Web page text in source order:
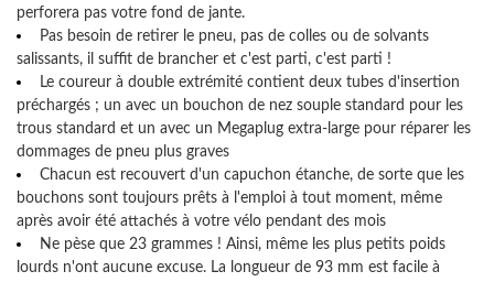
perforera pas votre fond de jante.
Pas besoin de retirer le pneu, pas de colles ou de solvants
salissants, il suffit de brancher et c'est parti, c'est parti !
Le coureur à double extrémité contient deux tubes d'insertion
préchargés ; un avec un bouchon de nez souple standard pour les
trous standard et un avec un Megaplug extra-large pour réparer les
dommages de pneu plus graves
Chacun est recouvert d'un capuchon étanche, de sorte que les
bouchons sont toujours prêts à l'emploi à tout moment, même
après avoir été attachés à votre vélo pendant des mois
Ne pèse que 23 grammes ! Ainsi, même les plus petits poids
lourds n'ont aucune excuse. La longueur de 93 mm est facile à